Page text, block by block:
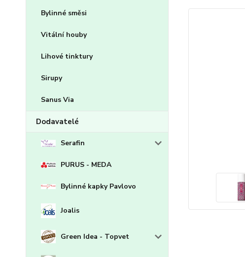
Bylinné směsi
Vitální houby
Lihové tinktury
Sirupy
Sanus Via
Dodavatelé
Serafin
PURUS - MEDA
Bylinné kapky Pavlovo
Joalis
Green Idea - Topvet